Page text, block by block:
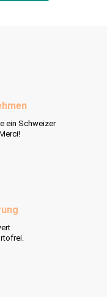
ein Schweizer